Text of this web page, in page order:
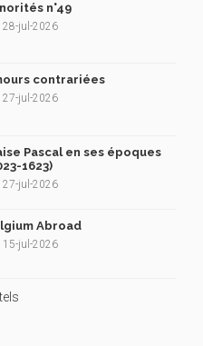
n°49
28-jul-2026
contrariées
27-jul-2026
Pascal en ses époques
1623)
27-jul-2026
Abroad
15-jul-2026